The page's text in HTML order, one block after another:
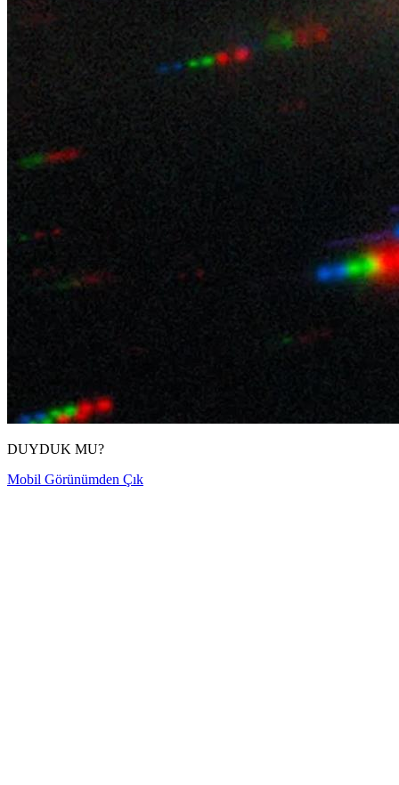
DUYDUK MU?
Mobil Görünümden Çık